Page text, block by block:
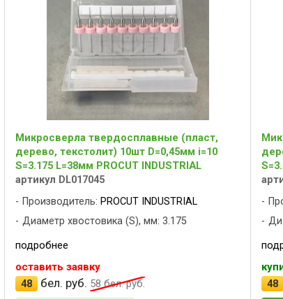
Микросверла твердосплавные (пласт,
дерево, текстолит) 10шт D=0,45мм i=10
S=3.175 L=38мм PROCUT INDUSTRIAL
артикул DL017045
Производитель: PROCUT INDUSTRIAL
Диаметр хвостовика (S), мм: 3.175
подробнее
оставить заявку
48 бел. руб. 58бел. руб.
48